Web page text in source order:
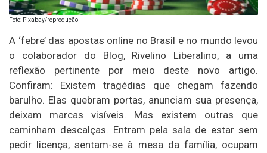
Foto: Pixabay/reprodução
A ‘febre’ das apostas online no Brasil e no mundo levou
o colaborador do Blog, Rivelino Liberalino, a uma
reflexão pertinente por meio deste novo artigo.
Confiram: Existem tragédias que chegam fazendo
barulho. Elas quebram portas, anunciam sua presença,
deixam marcas visíveis. Mas existem outras que
caminham descalças. Entram pela sala de estar sem
pedir licença, sentam-se à mesa da família, ocupam